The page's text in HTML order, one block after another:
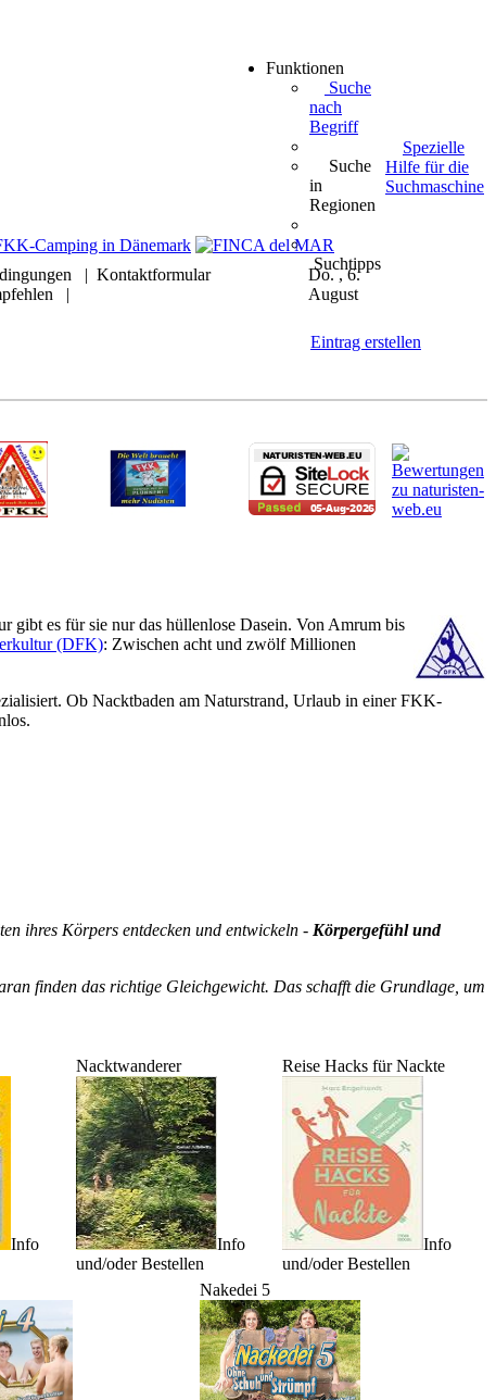
Funktionen
Suche
nach
Begriff
Suche
in
Regionen
Suchtipps
Spezielle
Hilfe für die
Suchmaschine
Eintrag erstellen
gibt es für sie nur das hüllenlose Dasein. Von Amrum bis
(DFK): Zwischen acht und zwölf Millionen
Ob Nacktbaden am Naturstrand, Urlaub in einer FKK-
ihres Körpers entdecken und entwickeln - Körpergefühl und
finden das richtige Gleichgewicht. Das schafft die Grundlage, um
Info
Nacktwanderer
Info
und/oder Bestellen
Reise Hacks für Nackte
Info
und/oder Bestellen
Nakedei 5
| Kontaktformular
|
Do. , 6.
August